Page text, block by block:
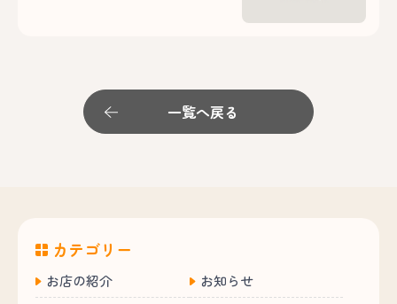
一覧へ戻る
カテゴリー
お店の紹介
お知らせ